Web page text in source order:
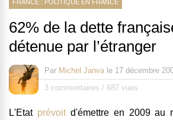
FRANCE : POLITIQUE EN FRANCE
62% de la dette
détenue par l’étranger
Par Michel Janva le 17 décembre
3 commentaires / 687 vues
L'Etat prévoitd'émettre en 2009 au